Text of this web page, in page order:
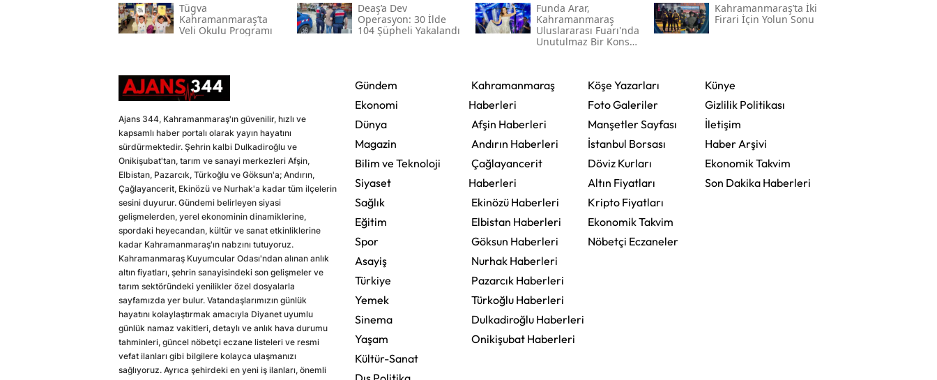
Tügva
Kahramanmaraş’ta
Veli Okulu Programı
Deaş’a Dev
Operasyon: 30 İlde
104 Şüpheli Yakalandı
Funda Arar,
Kahramanmaraş
Uluslararası Fuarı'nda
Unutulmaz Bir Konser
Kahramanmaraş’ta İki
Firari İçin Yolun Sonu
Ajans 344, Kahramanmaraş'ın güvenilir, hızlı ve
kapsamlı haber portalı olarak yayın hayatını
sürdürmektedir. Şehrin kalbi Dulkadiroğlu ve
Onikişubat'tan, tarım ve sanayi merkezleri Afşin,
Elbistan, Pazarcık, Türkoğlu ve Göksun'a; Andırın,
Çağlayancerit, Ekinözü ve Nurhak'a kadar tüm ilçelerin
sesini duyurur. Gündemi belirleyen siyasi
gelişmelerden, yerel ekonominin dinamiklerine,
spordaki heyecandan, kültür ve sanat etkinliklerine
kadar Kahramanmaraş'ın nabzını tutuyoruz.
Kahramanmaraş Kuyumcular Odası'ndan alınan anlık
altın fiyatları, şehrin sanayisindeki son gelişmeler ve
tarım sektöründeki yenilikler özel dosyalarla
sayfamızda yer bulur. Vatandaşlarımızın günlük
hayatını kolaylaştırmak amacıyla Diyanet uyumlu
günlük namaz vakitleri, detaylı ve anlık hava durumu
tahminleri, güncel nöbetçi eczane listeleri ve resmi
vefat ilanları gibi bilgilere kolayca ulaşmanızı
sağlıyoruz. Ayrıca şehirdeki en yeni iş ilanları, önemli
Gündem
Ekonomi
Dünya
Magazin
Bilim ve Teknoloji
Siyaset
Sağlık
Eğitim
Spor
Asayiş
Türkiye
Yemek
Sinema
Yaşam
Kültür-Sanat
Kahramanmaraş
Haberleri
Afşin Haberleri
Andırın Haberleri
Çağlayancerit
Haberleri
Ekinözü Haberleri
Elbistan Haberleri
Göksun Haberleri
Nurhak Haberleri
Pazarcık Haberleri
Türkoğlu Haberleri
Dulkadiroğlu Haberleri
Onikişubat Haberleri
Köşe Yazarları
Foto Galeriler
Manşetler Sayfası
İstanbul Borsası
Döviz Kurları
Altın Fiyatları
Kripto Fiyatları
Ekonomik Takvim
Nöbetçi Eczaneler
Künye
Gizlilik Politikası
İletişim
Haber Arşivi
Ekonomik Takvim
Son Dakika Haberleri